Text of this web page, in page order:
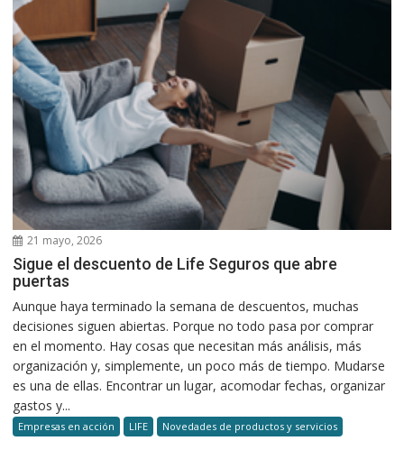
21 mayo, 2026
Sigue el descuento de Life Seguros que abre
puertas
Aunque haya terminado la semana de descuentos, muchas
decisiones siguen abiertas. Porque no todo pasa por comprar
en el momento. Hay cosas que necesitan más análisis, más
organización y, simplemente, un poco más de tiempo. Mudarse
es una de ellas. Encontrar un lugar, acomodar fechas, organizar
gastos y...
Empresas en acción LIFE Novedades de productos y servicios